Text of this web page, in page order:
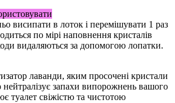
висипати в лоток і перемішувати 1 раз
по мірі наповнення кристалів
видаляються за допомогою лопатки.
лаванди, яким просочені кристали
нейтралізує запахи випорожнень вашого
туалет свіжістю та чистотою